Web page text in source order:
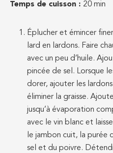
Temps de cuisson : 20 min
Éplucher et émincer
lard en lardons. Faire
avec un peu d’huile.
pincée de sel. Lorsque
dorer, ajouter les
éliminer la graisse.
jusqu’à évaporation
avec le vin blanc et
le jambon cuit, la purée
sel et du poivre.